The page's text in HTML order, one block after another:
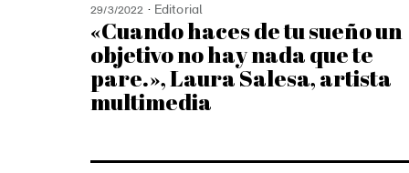
29/3/2022 Editorial
«Cuando haces de tu sueño un
objetivo no hay nada que te
pare.», Laura Salesa, artista
multimedia